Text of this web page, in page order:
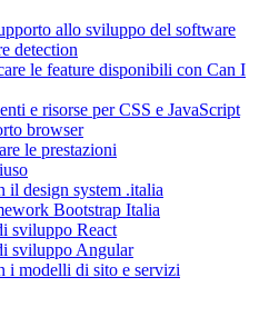
allo sviluppo del software
detection
le feature disponibili con Can I
e risorse per CSS e JavaScript
browser
le prestazioni
il design system .italia
Bootstrap Italia
sviluppo React
sviluppo Angular
i modelli di sito e servizi